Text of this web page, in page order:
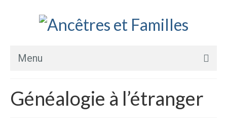
Menu
Prestations▾
Généalogie à l’étranger